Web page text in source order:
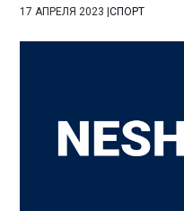
17 АПРЕЛЯ 2023 |СПОРТ